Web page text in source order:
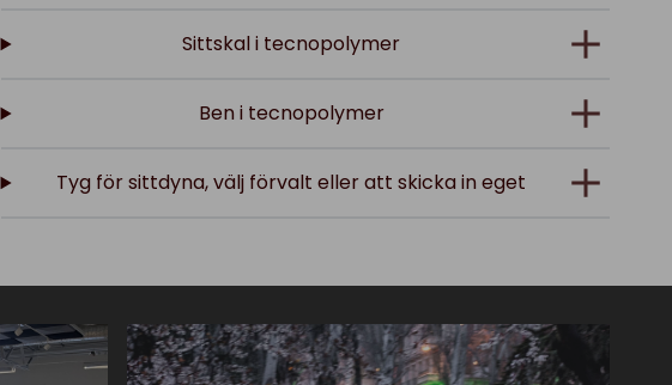
Sittskal i tecnopolymer
Ben i tecnopolymer
Tyg för sittdyna, välj förvalt eller att skicka in eget